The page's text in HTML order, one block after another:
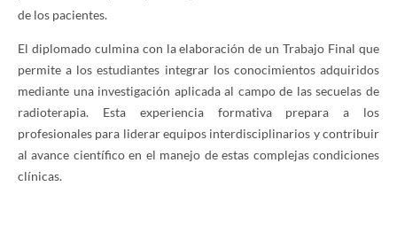
de los pacientes.
El diplomado culmina con la elaboración de un Trabajo Final que
permite a los estudiantes integrar los conocimientos adquiridos
mediante una investigación aplicada al campo de las secuelas de
radioterapia. Esta experiencia formativa prepara a los
profesionales para liderar equipos interdisciplinarios y contribuir
al avance científico en el manejo de estas complejas condiciones
clínicas.